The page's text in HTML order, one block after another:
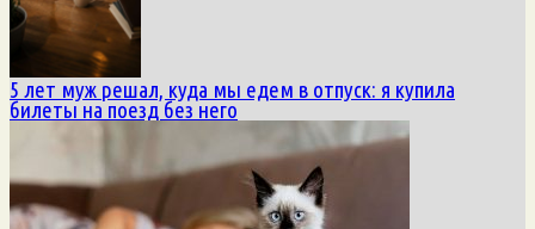
5 лет муж решал, куда мы едем в отпуск: я купила
билеты на поезд без него